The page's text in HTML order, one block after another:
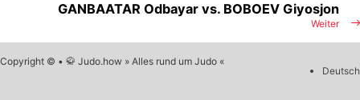
Weiter
GANBAATAR Odbayar vs. BOBOEV Giyosjon
Copyright © • 🥋 Judo.how » Alles rund um Judo «
Deutsch